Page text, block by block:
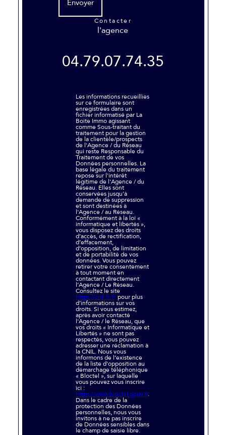
Envoyer
contacter
l'agence
04.79.07.74.35
Les informations recueillies
sur ce formulaire sont
enregistrées dans un
fichier informatisé par La
Boite Immo agissant
comme Sous-traitant du
traitement pour la gestion
de la clientèle/prospects
de l'Agence / du Réseau
qui reste Responsable du
Traitement de vos
Données personnelles. La
base légale du traitement
repose sur l'intérêt
légitime de l'Agence / du
Réseau. Elles sont
conservées jusqu'à
demande de suppression
et sont destinées à
l'Agence / au Réseau.
Conformément à la loi «
informatique et libertés »,
vous disposez des droits
d’accès, de rectification,
d’effacement,
d’opposition, de limitation
et de portabilité de vos
données. Vous pouvez
retirer votre consentement
à tout moment en
contactant directement
l’Agence / Le Réseau.
Consultez le site
https://cnil.fr/frpour plus
d’informations sur vos
droits. Si vous estimez,
après avoir contacté
l'Agence / le Réseau, que
vos droits « Informatique et
Libertés » ne sont pas
respectés, vous pouvez
adresser une réclamation à
la CNIL. Nous vous
informons de l’existence
de la liste d'opposition au
démarchage téléphonique
« Bloctel », sur laquelle
vous pouvez vous inscrire
ici :
https://www.bloctel.gouv.fr.
Dans le cadre de la
protection des Données
personnelles, nous vous
invitons à ne pas inscrire
de Données sensibles dans
le champ de saisie libre.